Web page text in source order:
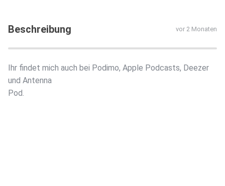
Beschreibung vor 2 Monaten
Ihr findet mich auch bei Podimo, Apple Podcasts, Deezer
und Antenna
Pod.